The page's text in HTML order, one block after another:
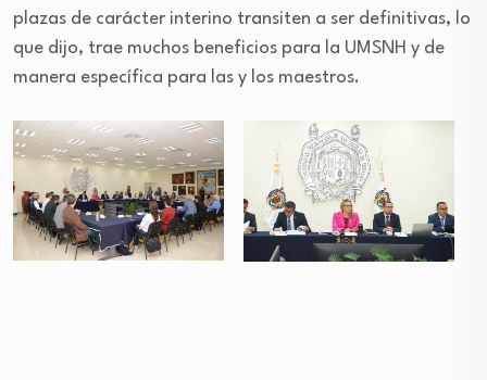
plazas de carácter interino transiten a ser definitivas, lo
que dijo, trae muchos beneficios para la UMSNH y de
manera específica para las y los maestros.